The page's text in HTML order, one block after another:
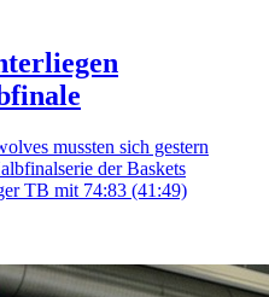
mussten sich gestern
der Baskets
TB mit 74:83 (41:49)